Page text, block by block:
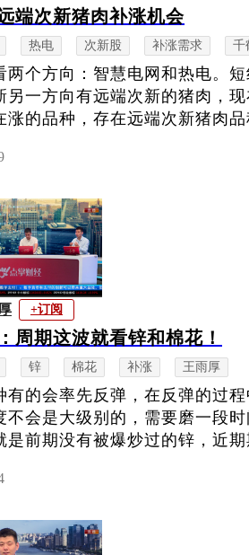
端次新猪肉补涨机会
热电 次新股 补涨需求 千
两个方向：智慧电网和热电。
另一方向有远端次新的猪肉，
涨的品种，存在远端次新猪肉品
+订阅
周期这波就看锌和棉花！
锌 棉花 补涨 王雨厚
有的会率先反弹，在反弹的过
不会是大级别的，需要磨一段
是前期没有被爆炒过的锌，近